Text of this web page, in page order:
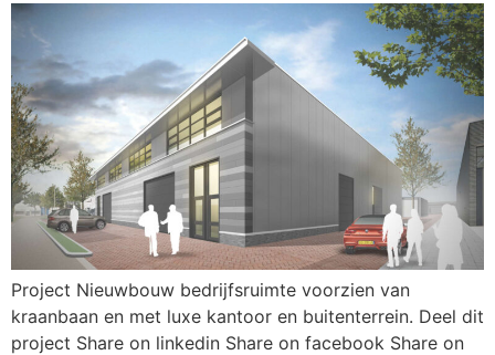
Project Nieuwbouw bedrijfsruimte voorzien van
kraanbaan en met luxe kantoor en buitenterrein. Deel dit
project Share on linkedin Share on facebook Share on